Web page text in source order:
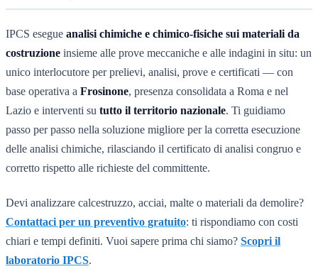
IPCS esegue analisi chimiche e chimico-fisiche sui materiali da
costruzione insieme alle prove meccaniche e alle indagini in situ: un
unico interlocutore per prelievi, analisi, prove e certificati — con
base operativa a Frosinone, presenza consolidata a Roma e nel
Lazio e interventi su tutto il territorio nazionale. Ti guidiamo
passo per passo nella soluzione migliore per la corretta esecuzione
delle analisi chimiche, rilasciando il certificato di analisi congruo e
corretto rispetto alle richieste del committente.
Devi analizzare calcestruzzo, acciai, malte o materiali da demolire?
Contattaci per un preventivo gratuito: ti rispondiamo con costi
chiari e tempi definiti. Vuoi sapere prima chi siamo? Scopri il
laboratorio IPCS.